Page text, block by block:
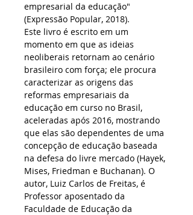
empresarial da educação"
(Expressão Popular, 2018).
Este livro é escrito em um
momento em que as ideias
neoliberais retornam ao cenário
brasileiro com força; ele procura
caracterizar as origens das
reformas empresariais da
educação em curso no Brasil,
aceleradas após 2016, mostrando
que elas são dependentes de uma
concepção de educação baseada
na defesa do livre mercado (Hayek,
Mises, Friedman e Buchanan). O
autor, Luiz Carlos de Freitas, é
Professor aposentado da
Faculdade de Educação da